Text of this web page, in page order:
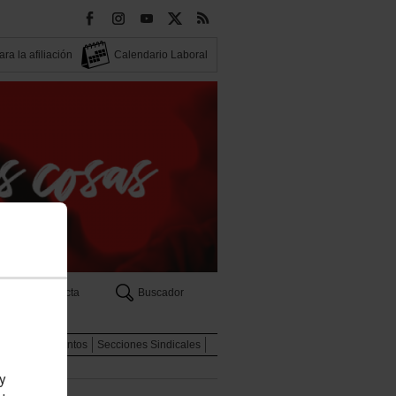
la afiliación Calendario Laboral
Contacta
Buscador
Documentos
Secciones Sindicales